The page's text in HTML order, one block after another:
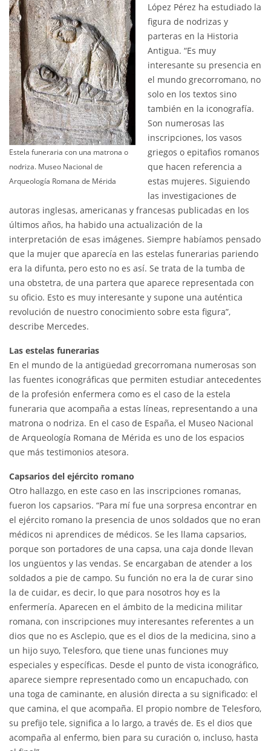
Estela funeraria con una matrona o
nodriza. Museo Nacional de
Arqueología Romana de Mérida
López Pérez ha estudiado la
figura de nodrizas y
parteras en la Historia
Antigua. “Es muy
interesante su presencia en
el mundo grecorromano, no
solo en los textos sino
también en la iconografía.
Son numerosas las
inscripciones, los vasos
griegos o epitafios romanos
que hacen referencia a
estas mujeres. Siguiendo
las investigaciones de
autoras inglesas, americanas y francesas publicadas en los
últimos años, ha habido una actualización de la
interpretación de esas imágenes. Siempre habíamos pensado
que la mujer que aparecía en las estelas funerarias pariendo
era la difunta, pero esto no es así. Se trata de la tumba de
una obstetra, de una partera que aparece representada con
su oficio. Esto es muy interesante y supone una auténtica
revolución de nuestro conocimiento sobre esta figura”,
describe Mercedes.
Las estelas funerarias
En el mundo de la antigüedad grecorromana numerosas son
las fuentes iconográficas que permiten estudiar antecedentes
de la profesión enfermera como es el caso de la estela
funeraria que acompaña a estas líneas, representando a una
matrona o nodriza. En el caso de España, el Museo Nacional
de Arqueología Romana de Mérida es uno de los espacios
que más testimonios atesora.
Capsarios del ejército romano
Otro hallazgo, en este caso en las inscripciones romanas,
fueron los capsarios. “Para mí fue una sorpresa encontrar en
el ejército romano la presencia de unos soldados que no eran
médicos ni aprendices de médicos. Se les llama capsarios,
porque son portadores de una capsa, una caja donde llevan
los ungüentos y las vendas. Se encargaban de atender a los
soldados a pie de campo. Su función no era la de curar sino
la de cuidar, es decir, lo que para nosotros hoy es la
enfermería. Aparecen en el ámbito de la medicina militar
romana, con inscripciones muy interesantes referentes a un
dios que no es Asclepio, que es el dios de la medicina, sino a
un hijo suyo, Telesforo, que tiene unas funciones muy
especiales y específicas. Desde el punto de vista iconográfico,
aparece siempre representado como un encapuchado, con
una toga de caminante, en alusión directa a su significado: el
que camina, el que acompaña. El propio nombre de Telesforo,
su prefijo tele, significa a lo largo, a través de. Es el dios que
acompaña al enfermo, bien para su curación o, incluso, hasta